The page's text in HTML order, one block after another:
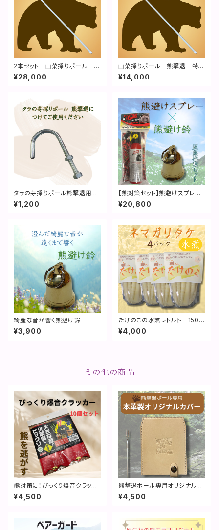
2本セット 山菜採りポール 熊
撃退｜特許取得済
¥28,000
山菜採りポール 熊撃退｜特許
取得済
¥14,000
タラの芽採りポール熊撃退用
フック
¥1,200
【熊対策セット】熊避けスプレー
×熊避け鈴
¥20,800
綺麗な音が響く熊避け鈴
¥3,900
たけのこの水煮レトルト 150g
入り4袋セット
¥4,000
その他の商品
熊対策に！びっくり爆音クラッカ
ー 10個セット
¥4,500
熊撃退ポール専用オリジナルカ
バー(ロゴ入り)
¥4,500